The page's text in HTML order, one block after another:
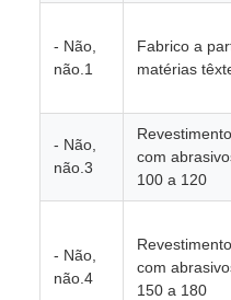
- Não,
não.1
Fabrico a
matérias
- Não,
não.3
com
100 a 120
- Não,
não.4
com
150 a 180